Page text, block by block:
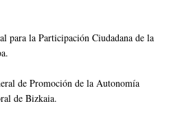
para la Participación Ciudadana de la
de Promoción de la Autonomía
de Bizkaia.